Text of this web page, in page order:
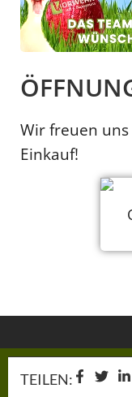
Wir freuen
Einkauf!
TEILEN: